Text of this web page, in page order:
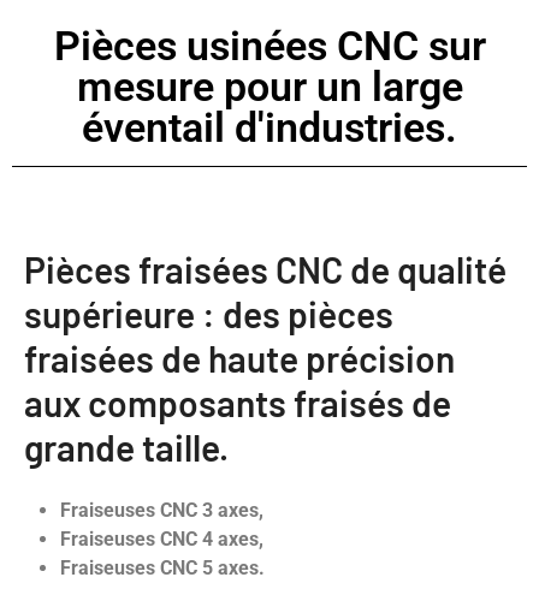
Pièces usinées CNC sur
mesure pour un large
éventail d'industries.
Pièces fraisées CNC de qualité
supérieure : des pièces
fraisées de haute précision
aux composants fraisés de
grande taille.
Fraiseuses CNC 3 axes,
Fraiseuses CNC 4 axes,
Fraiseuses CNC 5 axes.